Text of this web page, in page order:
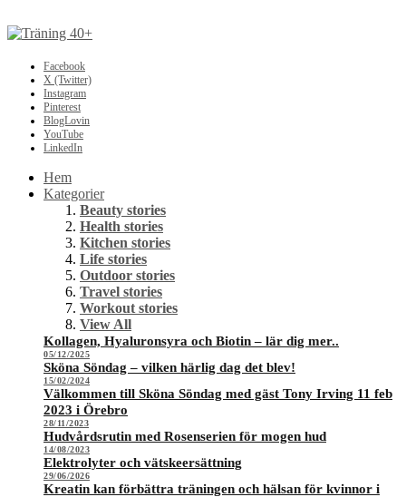
Facebook
X (Twitter)
Instagram
Pinterest
BlogLovin
YouTube
LinkedIn
Hem
Kategorier
Beauty stories
Health stories
Kitchen stories
Life stories
Outdoor stories
Travel stories
Workout stories
View All
Kollagen, Hyaluronsyra och Biotin – lär dig mer..
05/12/2025
Sköna Söndag – vilken härlig dag det blev!
15/02/2024
Välkommen till Sköna Söndag med gäst Tony Irving 11 feb
2023 i Örebro
28/11/2023
Hudvårdsrutin med Rosenserien för mogen hud
14/08/2023
Elektrolyter och vätskeersättning
29/06/2026
Kreatin kan förbättra träningen och hälsan för kvinnor i